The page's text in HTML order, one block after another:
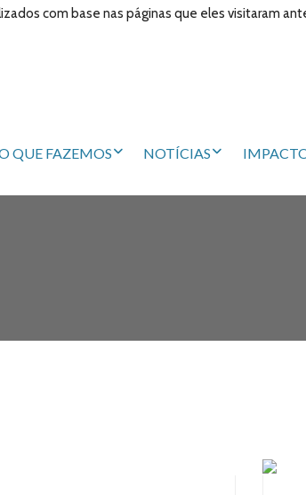
com base nas páginas que eles visitaram
QUE FAZEMOS NOTÍCIAS